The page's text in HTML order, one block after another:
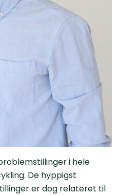
i hele
De hyppigst
er dog relateret til